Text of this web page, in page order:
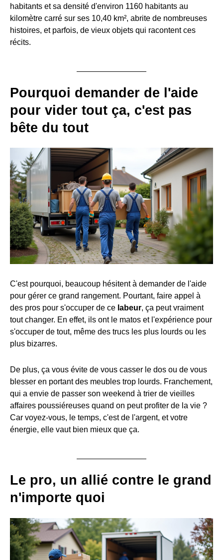
habitants et sa densité d'environ 1160 habitants au
kilomètre carré sur ses 10,40 km², abrite de nombreuses
histoires, et parfois, de vieux objets qui racontent ces
récits.
Pourquoi demander de l'aide
pour vider tout ça, c'est pas
bête du tout
C'est pourquoi, beaucoup hésitent à demander de l'aide
pour gérer ce grand rangement. Pourtant, faire appel à
des pros pour s'occuper de ce labeur, ça peut vraiment
tout changer. En effet, ils ont le matos et l'expérience pour
s'occuper de tout, même des trucs les plus lourds ou les
plus bizarres.
De plus, ça vous évite de vous casser le dos ou de vous
blesser en portant des meubles trop lourds. Franchement,
qui a envie de passer son weekend à trier de vieilles
affaires poussiéreuses quand on peut profiter de la vie ?
Car voyez-vous, le temps, c'est de l'argent, et votre
énergie, elle vaut bien mieux que ça.
Le pro, un allié contre le grand
n'importe quoi